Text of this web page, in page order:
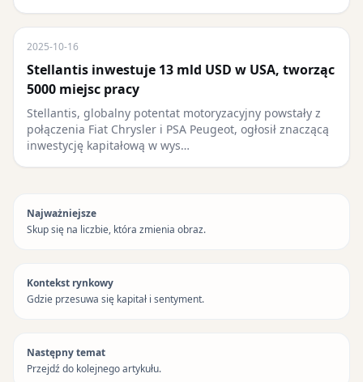
2025-10-16
Stellantis inwestuje 13 mld USD w USA, tworząc
5000 miejsc pracy
Stellantis, globalny potentat motoryzacyjny powstały z
połączenia Fiat Chrysler i PSA Peugeot, ogłosił znaczącą
inwestycję kapitałową w wys…
Najważniejsze
Skup się na liczbie, która zmienia obraz.
Kontekst rynkowy
Gdzie przesuwa się kapitał i sentyment.
Następny temat
Przejdź do kolejnego artykułu.